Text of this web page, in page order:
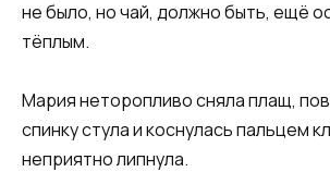
не было, но чай, должно быть, ещё
тёплым.
Мария неторопливо сняла плащ,
спинку стула и коснулась пальцем
неприятно липнула.